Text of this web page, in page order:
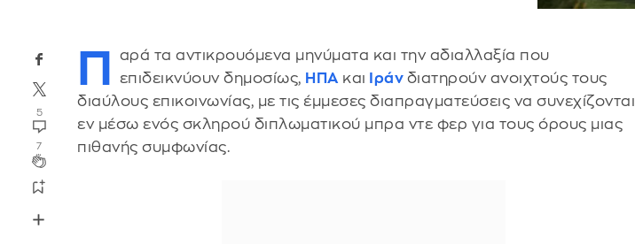
5
7
Π
αρά τα αντικρουόμενα μηνύματα και την αδιαλλαξία που
επιδεικνύουν δημοσίως, ΗΠΑ και Ιράν διατηρούν ανοιχτούς τους
διαύλους επικοινωνίας, με τις έμμεσες διαπραγματεύσεις να συνεχίζονται
εν μέσω ενός σκληρού διπλωματικού μπρα ντε φερ για τους όρους μιας
πιθανής συμφωνίας.